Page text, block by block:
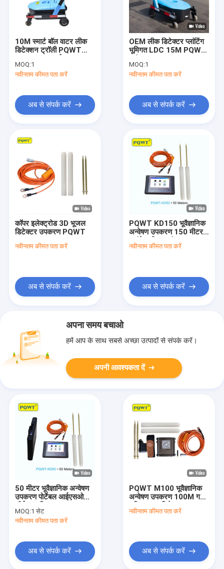
10M स्मार्ट बॉल वाटर लीक
डिटेक्शन ट्रॉली PQWT
MOQ:1
नवीनतम कीमत पता करें
अब से संपर्क करें
OEM लीक डिटेक्टर प्लांटिंग
भूमिगत LDC 15M PQWT
MOQ:1
नवीनतम कीमत पता करें
अब से संपर्क करें
कॉपर इलेक्ट्रोड 3D भूजल
डिटेक्टर उपकरण PQWT
नवीनतम कीमत पता करें
अब से संपर्क करें
PQWT KD150 भूवैज्ञानिक
अन्वेषण उपकरण 150 मीटर
माउंटेन पीक फाइंडर
नवीनतम कीमत पता करें
अब से संपर्क करें
अपना समय बचाओ
हमें आप के साथ सबसे अच्छा उत्पादों से संपर्क करें।
अपनी आवश्यकता दें
50 मीटर भूवैज्ञानिक अन्वेषण
उपकरण पोर्टेबल आईएसओ
सीई प्रमाणित
MOQ:1 सेट
नवीनतम कीमत पता करें
अब से संपर्क करें
PQWT M100 भूवैज्ञानिक
अन्वेषण उपकरण 100M गहरे
भूमिगत जल डिटेक्टर
नवीनतम कीमत पता करें
अब से संपर्क करें